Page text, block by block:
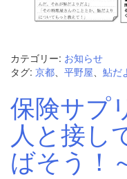
カテゴリー: お知らせ
タグ: 京都 平野屋 鮎だ
保険サプ
人と接し
ばそう！